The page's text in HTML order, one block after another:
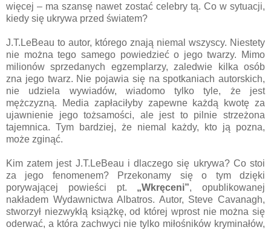
więcej – ma szansę nawet zostać celebry tą. Co w sytuacji,
kiedy się ukrywa przed światem?
J.T.LeBeau to autor, którego znają niemal wszyscy. Niestety
nie można tego samego powiedzieć o jego twarzy. Mimo
milionów sprzedanych egzemplarzy, zaledwie kilka osób
zna jego twarz. Nie pojawia się na spotkaniach autorskich,
nie udziela wywiadów, wiadomo tylko tyle, że jest
mężczyzną. Media zapłaciłyby zapewne każdą kwotę za
ujawnienie jego tożsamości, ale jest to pilnie strzeżona
tajemnica. Tym bardziej, że niemal każdy, kto ją pozna,
może zginąć.
Kim zatem jest J.T.LeBeau i dlaczego się ukrywa? Co stoi
za jego fenomenem? Przekonamy się o tym dzięki
porywającej powieści pt. „Wkręceni”, opublikowanej
nakładem Wydawnictwa Albatros. Autor, Steve Cavanagh,
stworzył niezwykłą książkę, od której wprost nie można się
oderwać, a która zachwyci nie tylko miłośników kryminałów,